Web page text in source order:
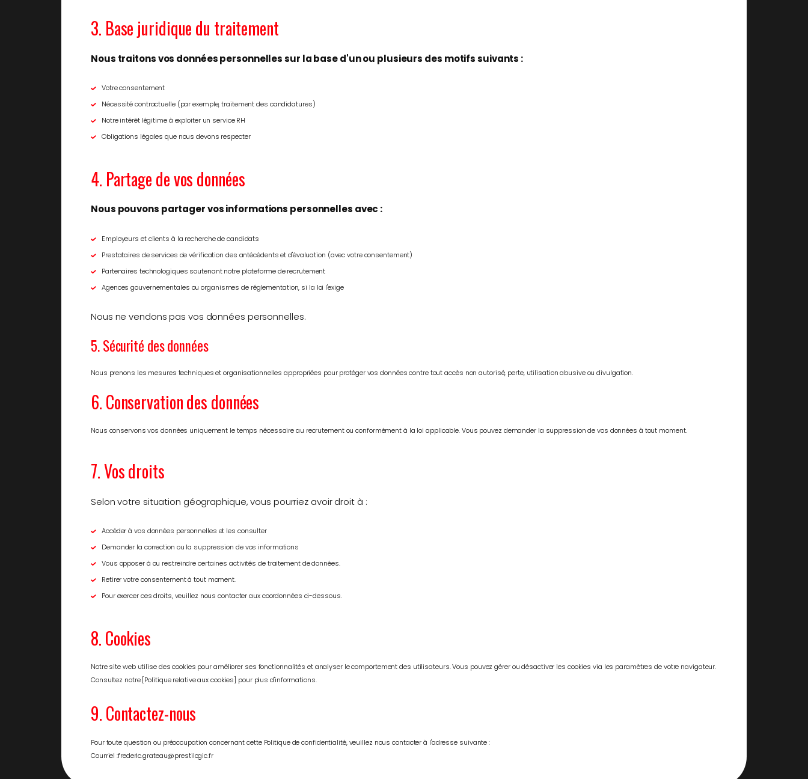
3. Base juridique du traitement
Nous traitons vos données personnelles sur la base d'un ou plusieurs des motifs suivants :
Votre consentement
Nécessité contractuelle (par exemple, traitement des candidatures)
Notre intérêt légitime à exploiter un service RH
Obligations légales que nous devons respecter
4. Partage de vos données
Nous pouvons partager vos informations personnelles avec :
Employeurs et clients à la recherche de candidats
Prestataires de services de vérification des antécédents et d'évaluation (avec votre consentement)
Partenaires technologiques soutenant notre plateforme de recrutement
Agences gouvernementales ou organismes de réglementation, si la loi l'exige
Nous ne vendons pas vos données personnelles.
5. Sécurité des données
Nous prenons les mesures techniques et organisationnelles appropriées pour protéger vos données contre tout accès non autorisé, perte, utilisation abusive ou divulgation.
6. Conservation des données
Nous conservons vos données uniquement le temps nécessaire au recrutement ou conformément à la loi applicable. Vous pouvez demander la suppression de vos données à tout moment.
7. Vos droits
Selon votre situation géographique, vous pourriez avoir droit à :
Accéder à vos données personnelles et les consulter
Demander la correction ou la suppression de vos informations
Vous opposer à ou restreindre certaines activités de traitement de données.
Retirer votre consentement à tout moment.
Pour exercer ces droits, veuillez nous contacter aux coordonnées ci-dessous.
8. Cookies
Notre site web utilise des cookies pour améliorer ses fonctionnalités et analyser le comportement des utilisateurs. Vous pouvez gérer ou désactiver les cookies via les paramètres de votre navigateur.
Consultez notre [Politique relative aux cookies] pour plus d'informations.
9. Contactez-nous
Pour toute question ou préoccupation concernant cette Politique de confidentialité, veuillez nous contacter à l'adresse suivante :
Courriel :frederic.grateau@prestilogic.fr